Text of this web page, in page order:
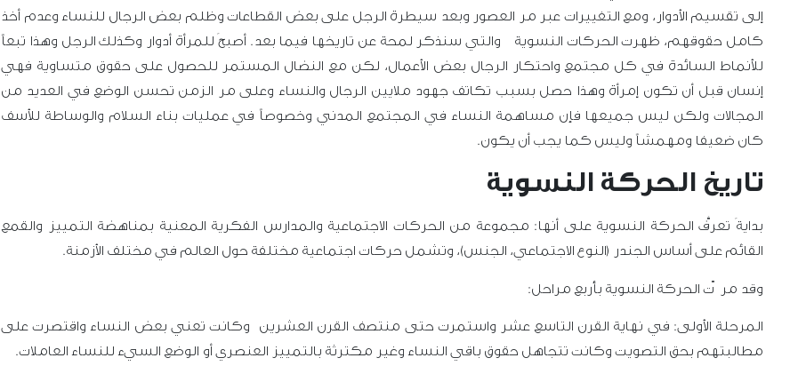
إلى تقسيم الأدوار، ومع التغييرات عبر مر العصور وبعد سيطرة الرجل على بعض القطاعات وظلم بعض الرجال للنساء وعدم أخذ
كامل حقوقهم، ظهرت الحركات النسوية والتي سنذكر لمحة عن تاريخها فيما بعد. أصبحَ للمرأة أدوار وكذلك الرجل وهذا تبعاً
للأنماط السائدة في كل مجتمع واحتكار الرجال بعض الأعمال، لكن مع النضال المستمر للحصول على حقوق متساوية فهي
إنسان قبل أن تكون إمرأة وهذا حصل بسبب تكاتف جهود ملايين الرجال والنساء وعلى مر الزمن تحسن الوضع في العديد من
المجالات ولكن ليس جميعها فإن مساهمة النساء في المجتمع المدني وخصوصاً في عمليات بناء السلام والوساطة للأسف
كان ضعيفا ومهمشاً وليس كما يجب أن يكون.
تاريخ الحركة النسوية
بدايةَ تعرَّف الحركة النسوية على أنها: مجموعة من الحركات الاجتماعية والمدارس الفكرية المعنية بمناهضة التمييز والقمع
القائم على أساس الجندر (النوع الاجتماعي، الجنس)، وتشمل حركات اجتماعية مختلفة حول العالم في مختلف الأزمنة.
وقد مرّت الحركة النسوية بأربع مراحل:
المرحلة الأولى: في نهاية القرن التاسع عشر واستمرت حتى منتصف القرن العشرين وكانت تعني بعض النساء واقتصرت على
مطالبتهم بحق التصويت وكانت تتجاهل حقوق باقي النساء وغير مكترثة بالتمييز العنصري أو الوضع السيء للنساء العاملات.